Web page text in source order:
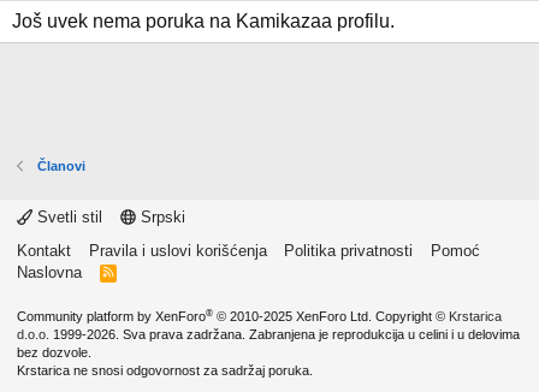
Još uvek nema poruka na Kamikazaa profilu.
Članovi
Svetli stil
Srpski
Kontakt
Pravila i uslovi korišćenja Politika privatnosti
Pomoć
Naslovna
R
Community platform by XenForo® © 2010-2025 XenForo Ltd. Copyright © Krstarica
d.o.o. 1999-2026. Sva prava zadržana. Zabranjena je reprodukcija u celini i u delovima
bez dozvole.
Krstarica ne snosi odgovornost za sadržaj poruka.